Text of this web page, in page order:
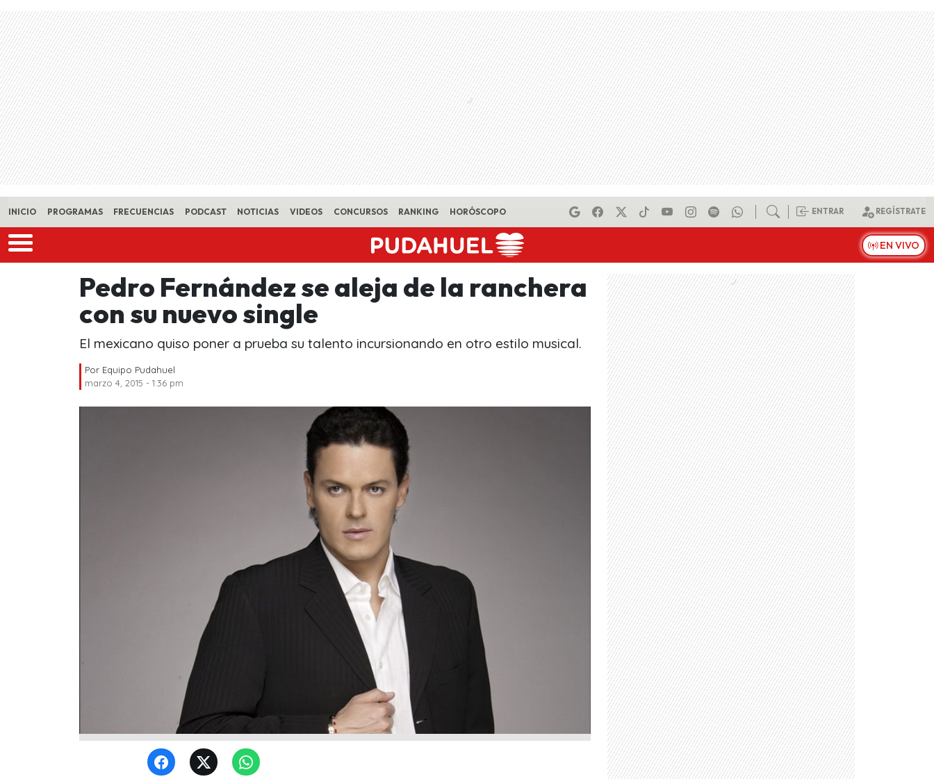
Skip to main content
INICIO PROGRAMAS FRECUENCIAS PODCAST NOTICIAS VIDEOS CONCURSOS RANKING HORÓSCOPO ENTRAR REGÍSTRATE
EN VIVO
Pedro Fernández se aleja de la ranchera
con su nuevo single
El mexicano quiso poner a prueba su talento incursionando en otro estilo musical.
Por Equipo Pudahuel
marzo 4, 2015 - 1:36 pm